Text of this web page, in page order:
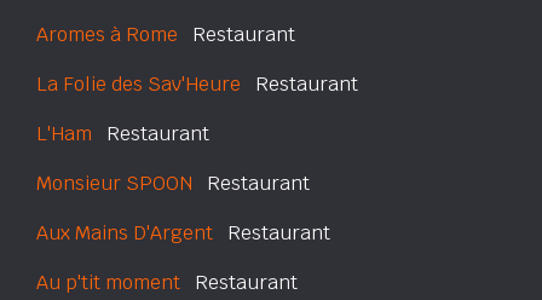
Aromes à Rome Restaurant
La Folie des Sav'Heure Restaurant
L'Ham Restaurant
Monsieur SPOON Restaurant
Aux Mains D'Argent Restaurant
Au p'tit moment Restaurant